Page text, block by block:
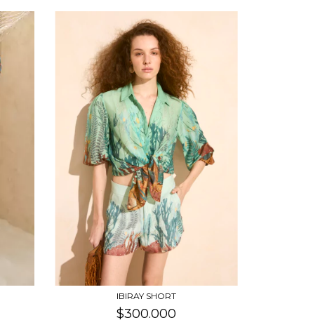
IBIRAY SHORT
$300.000